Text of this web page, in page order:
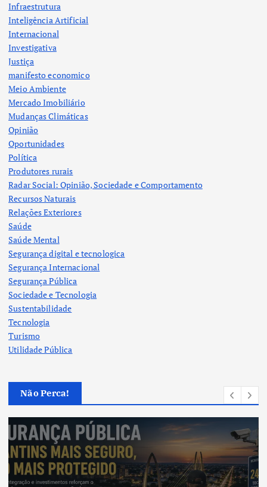
Infraestrutura
Inteligência Artificial
Internacional
Investigativa
Justiça
manifesto economico
Meio Ambiente
Mercado Imobiliário
Mudanças Climáticas
Opinião
Oportunidades
Política
Produtores rurais
Radar Social: Opinião, Sociedade e Comportamento
Recursos Naturais
Relações Exteriores
Saúde
Saúde Mental
Segurança digital e tecnologica
Segurança Internacional
Segurança Pública
Sociedade e Tecnologia
Sustentabilidade
Tecnologia
Turismo
Utilidade Pública
Não Perca!